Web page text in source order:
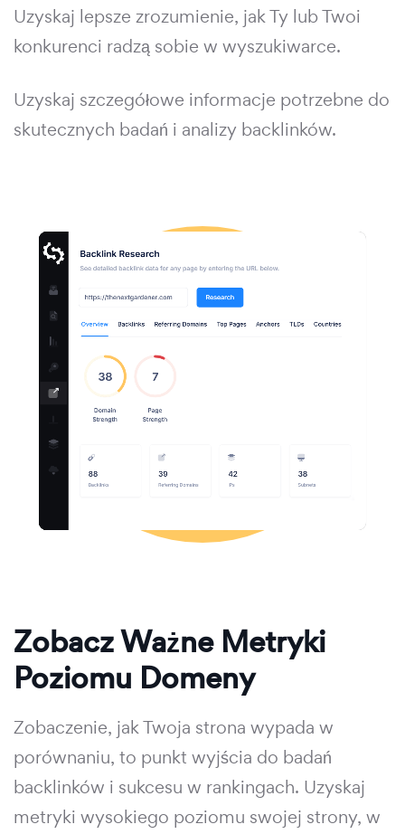
Uzyskaj lepsze zrozumienie, jak Ty lub Twoi
konkurenci radzą sobie w wyszukiwarce.
Uzyskaj szczegółowe informacje potrzebne do
skutecznych badań i analizy backlinków.
Zobacz Ważne Metryki
Poziomu Domeny
Zobaczenie, jak Twoja strona wypada w
porównaniu, to punkt wyjścia do badań
backlinków i sukcesu w rankingach. Uzyskaj
metryki wysokiego poziomu swojej strony, w